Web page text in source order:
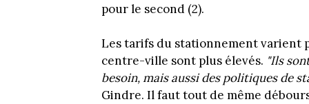
pour le second (2).
Les tarifs du stationnement varient
centre-ville sont plus élevés. "Ils
besoin, mais aussi des politiques de
Gindre. Il faut tout de même